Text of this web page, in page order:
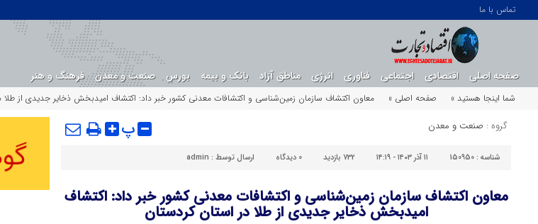
تماس با ما
صفحه اصلی اقتصادی اجتماعی فناوری انرژی مناطق آزاد بانک و بیمه بورس صنعت و معدن فرهنگ و هنر
شما اینجا هستید »
صفحه اصلی » معاون اکتشاف سازمان زمین‌شناسی و اکتشافات معدنی کشور خبر داد: اکتشاف امیدبخش ذخایر جدیدی از طلا
گروه : صنعت و معدن پ
شناسه : 150950 ۱۱ آذر ۱۴۰۳ - ۱۴:۱۹ 732 بازدید 0 دیدگاه ارسال توسط : admin
معاون اکتشاف سازمان زمین‌شناسی و اکتشافات معدنی کشور خبر داد: اکتشاف
امیدبخش ذخایر جدیدی از طلا در استان کردستان